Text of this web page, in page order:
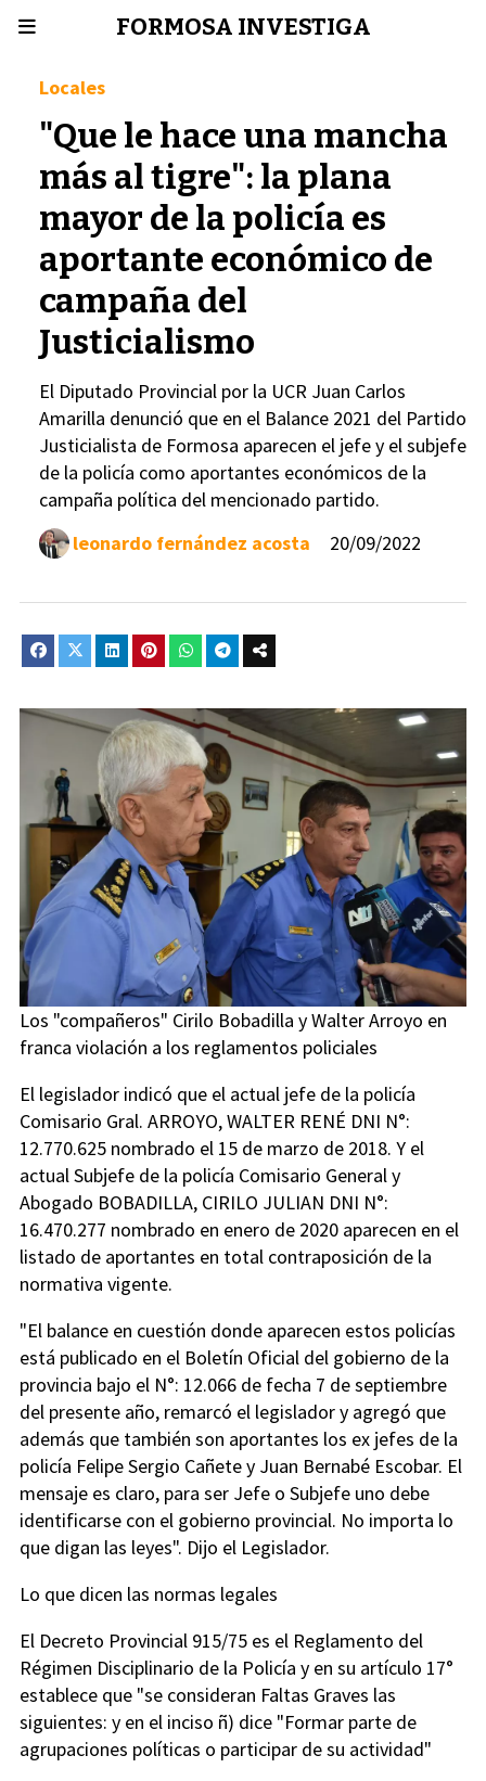
FORMOSA INVESTIGA
"Que le hace una mancha
más al tigre": la plana
mayor de la policía es
aportante económico de
campaña del
Justicialismo
El Diputado Provincial por la UCR Juan Carlos
Amarilla denunció que en el Balance 2021 del Partido
Justicialista de Formosa aparecen el jefe y el subjefe
de la policía como aportantes económicos de la
campaña política del mencionado partido.
Locales
20/09/2022
leonardo fernández acosta
Los "compañeros" Cirilo Bobadilla y Walter Arroyo en
franca violación a los reglamentos policiales
El legislador indicó que el actual jefe de la policía
Comisario Gral. ARROYO, WALTER RENÉ DNI N°:
12.770.625 nombrado el 15 de marzo de 2018. Y el
actual Subjefe de la policía Comisario General y
Abogado BOBADILLA, CIRILO JULIAN DNI N°:
16.470.277 nombrado en enero de 2020 aparecen en el
listado de aportantes en total contraposición de la
normativa vigente.
"El balance en cuestión donde aparecen estos policías
está publicado en el Boletín Oficial del gobierno de la
provincia bajo el N°: 12.066 de fecha 7 de septiembre
del presente año, remarcó el legislador y agregó que
además que también son aportantes los ex jefes de la
policía Felipe Sergio Cañete y Juan Bernabé Escobar. El
mensaje es claro, para ser Jefe o Subjefe uno debe
identificarse con el gobierno provincial. No importa lo
que digan las leyes". Dijo el Legislador.
Lo que dicen las normas legales
El Decreto Provincial 915/75 es el Reglamento del
Régimen Disciplinario de la Policía y en su artículo 17°
establece que "se consideran Faltas Graves las
siguientes: y en el inciso ñ) dice "Formar parte de
agrupaciones políticas o participar de su actividad"